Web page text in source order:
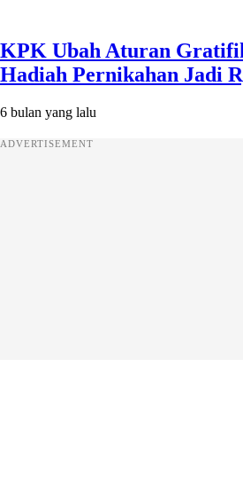
KPK Ubah Aturan
Hadiah Pernikahan Jadi
6 bulan yang lalu
ADVERTISEMENT